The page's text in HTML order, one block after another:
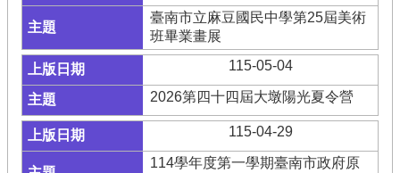
臺南市立麻豆國民中學第25屆美術
班畢業畫展
115-05-04
2026第四十四屆大墩陽光夏令營
115-04-29
114學年度第一學期臺南市政府原